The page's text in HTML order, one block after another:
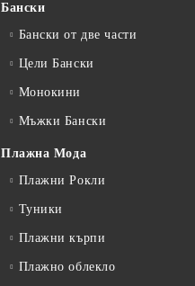
Бански
Бански от две части
Цели Бански
Монокини
Мъжки Бански
Плажна Мода
Плажни Рокли
Туники
Плажни кърпи
Плажно облекло